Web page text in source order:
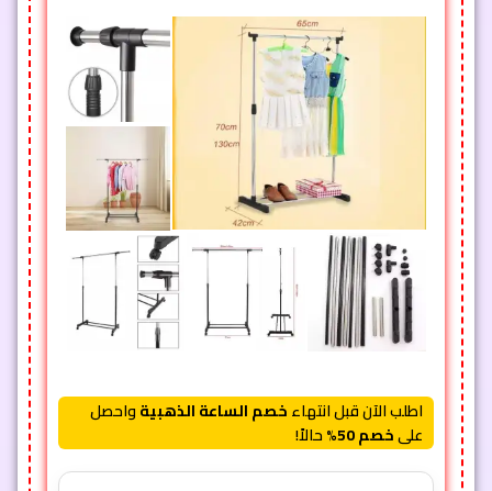
اطلب الآن قبل انتهاءخصم الساعة الذهبيةواحصل
علىخصم 50% حالاً!